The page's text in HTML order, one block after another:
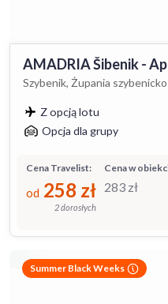
AMADRIA Šibenik -
Szybenik, Żupania
Z opcją lotu
Opcja dla grupy
Cena w
283 zł
Cena Travelist:
od 258 zł
2 dorosłych
Summer Black Weeks